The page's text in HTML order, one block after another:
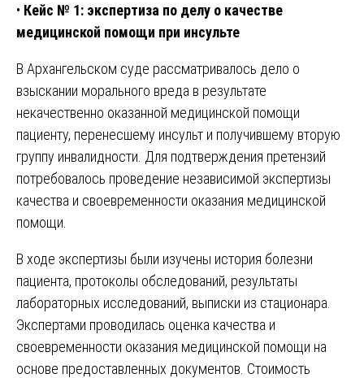
• Кейс № 1: экспертиза по делу о качестве
медицинской помощи при инсульте
В Архангельском суде рассматривалось дело о
взыскании морального вреда в результате
некачественно оказанной медицинской помощи
пациенту, перенесшему инсульт и получившему вторую
группу инвалидности. Для подтверждения претензий
потребовалось проведение независимой экспертизы
качества и своевременности оказания медицинской
помощи.
В ходе экспертизы были изучены история болезни
пациента, протоколы обследований, результаты
лабораторных исследований, выписки из стационара.
Экспертами проводилась оценка качества и
своевременности оказания медицинской помощи на
основе предоставленных документов. Стоимость